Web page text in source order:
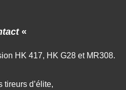
«
HK 417, HK G28 et MR308.
tireurs d’élite,